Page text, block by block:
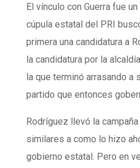
El vínculo con Guerra fue
cúpula estatal del PRI
primera una candidatura a
la candidatura por la
la que terminó arrasando a
partido que entonces
Rodríguez llevó la
similares a como lo hizo
gobierno estatal. Pero en